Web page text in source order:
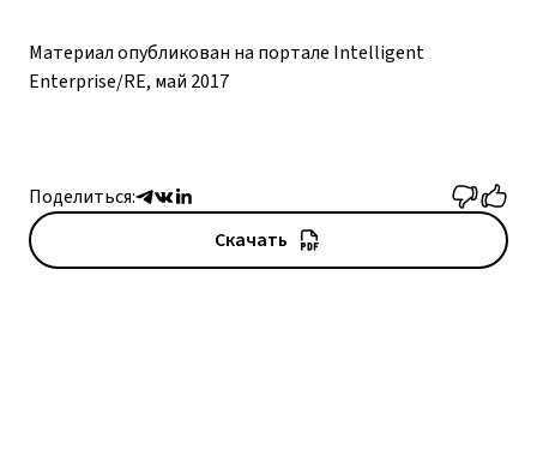
Материал опубликован на портале Intelligent
Enterprise/RE, май 2017
Поделиться:
Скачать